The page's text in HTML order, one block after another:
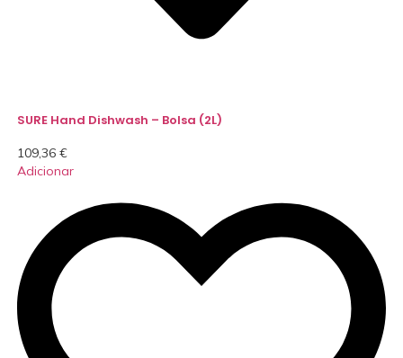
SURE Hand Dishwash – Bolsa (2L)
109,36 €
Adicionar